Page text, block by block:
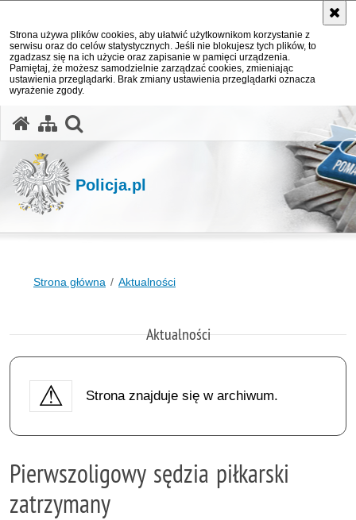
Strona używa plików cookies, aby ułatwić użytkownikom korzystanie z
serwisu oraz do celów statystycznych. Jeśli nie blokujesz tych plików, to
zgadzasz się na ich użycie oraz zapisanie w pamięci urządzenia.
Pamiętaj, że możesz samodzielnie zarządzać cookies, zmieniając
ustawienia przeglądarki. Brak zmiany ustawienia przeglądarki oznacza
wyrażenie zgody.
Policja.pl
Strona główna Aktualności
Aktualności
Strona znajduje się w archiwum.
Pierwszoligowy sędzia piłkarski
zatrzymany